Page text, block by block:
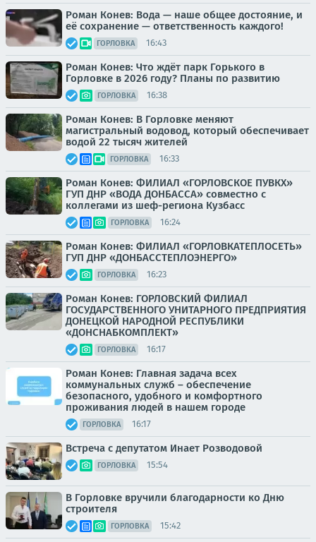
Роман Конев: Вода — наше общее достояние, и
её сохранение — ответственность каждого!
ГОРЛОВКА 16:43
Роман Конев: Что ждёт парк Горького в
Горловке в 2026 году? Планы по развитию
ГОРЛОВКА 16:38
Роман Конев: В Горловке меняют
магистральный водовод, который обеспечивает
водой 22 тысяч жителей
ГОРЛОВКА 16:33
Роман Конев: ФИЛИАЛ «ГОРЛОВСКОЕ ПУВКХ»
ГУП ДНР «ВОДА ДОНБАССА» совместно с
коллегами из шеф-региона Кузбасс
ГОРЛОВКА 16:24
Роман Конев: ФИЛИАЛ «ГОРЛОВКАТЕПЛОСЕТЬ»
ГУП ДНР «ДОНБАССТЕПЛОЭНЕРГО»
ГОРЛОВКА 16:23
Роман Конев: ГОРЛОВСКИЙ ФИЛИАЛ
ГОСУДАРСТВЕННОГО УНИТАРНОГО ПРЕДПРИЯТИЯ
ДОНЕЦКОЙ НАРОДНОЙ РЕСПУБЛИКИ
«ДОНСНАБКОМПЛЕКТ»
ГОРЛОВКА 16:17
Роман Конев: Главная задача всех
коммунальных служб – обеспечение
безопасного, удобного и комфортного
проживания людей в нашем городе
ГОРЛОВКА 16:17
Встреча с депутатом Инает Розводовой
ГОРЛОВКА 15:54
В Горловке вручили благодарности ко Дню
строителя
ГОРЛОВКА 15:42